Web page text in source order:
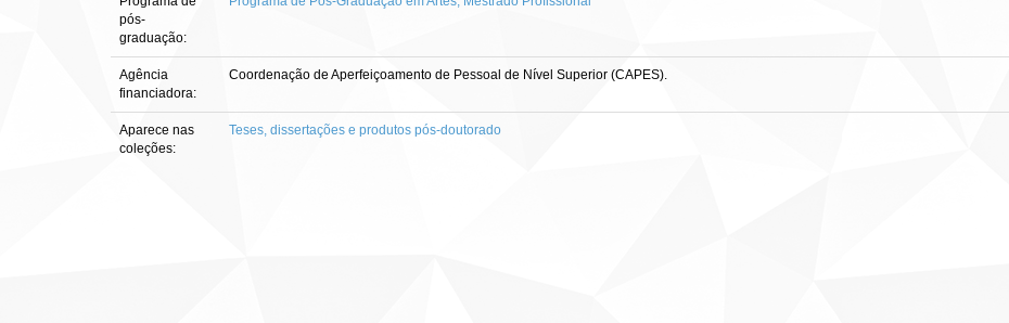
pós-
graduação:
Agência
financiadora:
Coordenação de Aperfeiçoamento de Pessoal de Nível Superior (CAPES).
Aparece nas
coleções:
Teses, dissertações e produtos pós-doutorado